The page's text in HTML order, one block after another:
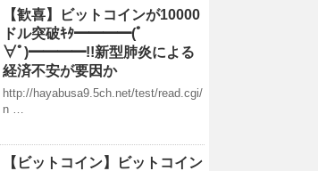
【歓喜】ビットコインが10000
ドル突破ｷﾀ━━━━(ﾟ
∀ﾟ)━━━━!!新型肺炎による
経済不安が要因か
http://hayabusa9.5ch.net/test/read.cgi/
n …
【ビットコイン】ビットコイン